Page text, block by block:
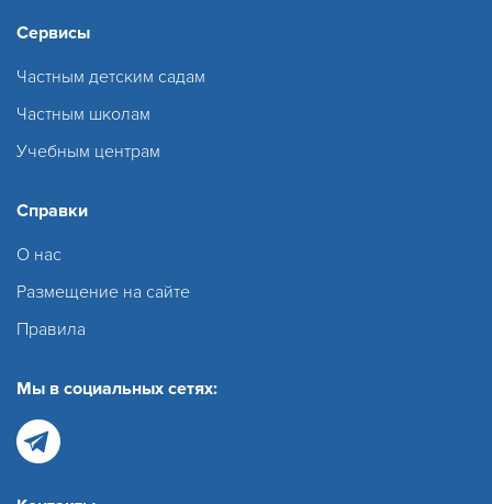
Сервисы
Частным детским садам
Частным школам
Учебным центрам
Справки
О нас
Размещение на сайте
Правила
Мы в социальных сетях: